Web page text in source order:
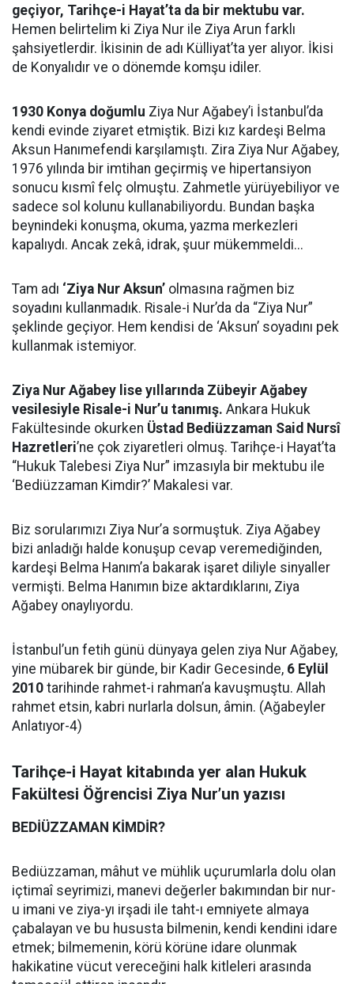
geçiyor, Tarihçe-i Hayat’ta da bir mektubu var.
Hemen belirtelim ki Ziya Nur ile Ziya Arun farklı
şahsiyetlerdir. İkisinin de adı Külliyat’ta yer alıyor. İkisi
de Konyalıdır ve o dönemde komşu idiler.
1930 Konya doğumlu Ziya Nur Ağabey’i İstanbul’da
kendi evinde ziyaret etmiştik. Bizi kız kardeşi Belma
Aksun Hanımefendi karşılamıştı. Zira Ziya Nur Ağabey,
1976 yılında bir imtihan geçirmiş ve hipertansiyon
sonucu kısmî felç olmuştu. Zahmetle yürüyebiliyor ve
sadece sol kolunu kullanabiliyordu. Bundan başka
beynindeki konuşma, okuma, yazma merkezleri
kapalıydı. Ancak zekâ, idrak, şuur mükemmeldi...
Tam adı ‘Ziya Nur Aksun’ olmasına rağmen biz
soyadını kullanmadık. Risale-i Nur’da da “Ziya Nur”
şeklinde geçiyor. Hem kendisi de ‘Aksun’ soyadını pek
kullanmak istemiyor.
Ziya Nur Ağabey lise yıllarında Zübeyir Ağabey
vesilesiyle Risale-i Nur’u tanımış. Ankara Hukuk
Fakültesinde okurken Üstad Bediüzzaman Said Nursî
Hazretleri’ne çok ziyaretleri olmuş. Tarihçe-i Hayat’ta
“Hukuk Talebesi Ziya Nur” imzasıyla bir mektubu ile
‘Bediüzzaman Kimdir?’ Makalesi var.
Biz sorularımızı Ziya Nur’a sormuştuk. Ziya Ağabey
bizi anladığı halde konuşup cevap veremediğinden,
kardeşi Belma Hanım’a bakarak işaret diliyle sinyaller
vermişti. Belma Hanımın bize aktardıklarını, Ziya
Ağabey onaylıyordu.
İstanbul’un fetih günü dünyaya gelen ziya Nur Ağabey,
yine mübarek bir günde, bir Kadir Gecesinde, 6 Eylül
2010 tarihinde rahmet-i rahman’a kavuşmuştu. Allah
rahmet etsin, kabri nurlarla dolsun, âmin. (Ağabeyler
Anlatıyor-4)
Tarihçe-i Hayat kitabında yer alan Hukuk
Fakültesi Öğrencisi Ziya Nur’un yazısı
BEDİÜZZAMAN KİMDİR?
Bediüzzaman, mâhut ve mühlik uçurumlarla dolu olan
içtimaî seyrimizi, manevi değerler bakımından bir nur-
u imani ve ziya-yı irşadi ile taht-ı emniyete almaya
çabalayan ve bu hususta bilmenin, kendi kendini idare
etmek; bilmemenin, körü körüne idare olunmak
hakikatine vücut vereceğini halk kitleleri arasında